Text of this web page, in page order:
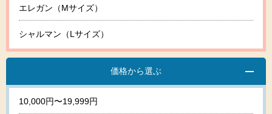
エレガン（Mサイズ）
シャルマン（Lサイズ）
価格から選ぶ
10,000円〜19,999円